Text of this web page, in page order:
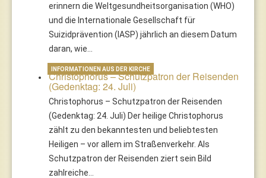
erinnern die Weltgesundheitsorganisation (WHO)
und die Internationale Gesellschaft für
Suizidprävention (IASP) jährlich an diesem Datum
daran, wie…
Christophorus – Schutzpatron der Reisenden
(Gedenktag: 24. Juli)
Christophorus – Schutzpatron der Reisenden
(Gedenktag: 24. Juli) Der heilige Christophorus
zählt zu den bekanntesten und beliebtesten
Heiligen – vor allem im Straßenverkehr. Als
Schutzpatron der Reisenden ziert sein Bild
zahlreiche…
INFORMATIONEN AUS DER KIRCHE